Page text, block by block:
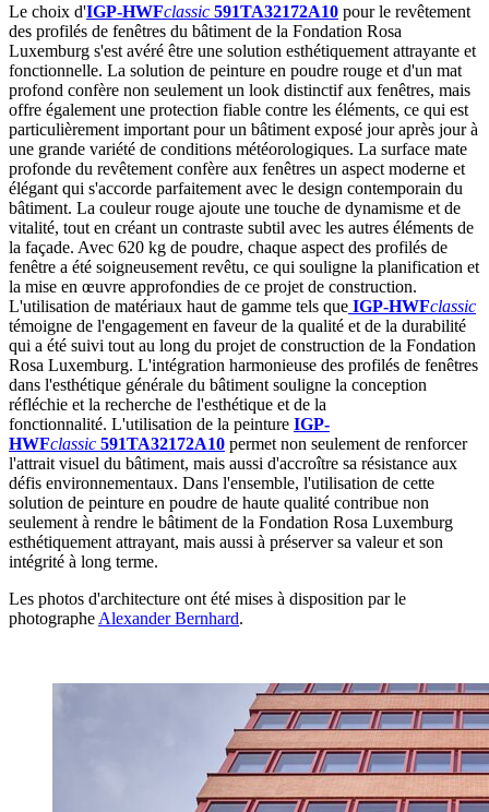
Le choix d'IGP-HWFclassic 591TA32172A10 pour le revêtement
des profilés de fenêtres du bâtiment de la Fondation Rosa
Luxemburg s'est avéré être une solution esthétiquement attrayante et
fonctionnelle. La solution de peinture en poudre rouge et d'un mat
profond confère non seulement un look distinctif aux fenêtres, mais
offre également une protection fiable contre les éléments, ce qui est
particulièrement important pour un bâtiment exposé jour après jour à
une grande variété de conditions météorologiques. La surface mate
profonde du revêtement confère aux fenêtres un aspect moderne et
élégant qui s'accorde parfaitement avec le design contemporain du
bâtiment. La couleur rouge ajoute une touche de dynamisme et de
vitalité, tout en créant un contraste subtil avec les autres éléments de
la façade. Avec 620 kg de poudre, chaque aspect des profilés de
fenêtre a été soigneusement revêtu, ce qui souligne la planification et
la mise en œuvre approfondies de ce projet de construction.
L'utilisation de matériaux haut de gamme tels que IGP-HWFclassic
témoigne de l'engagement en faveur de la qualité et de la durabilité
qui a été suivi tout au long du projet de construction de la Fondation
Rosa Luxemburg. L'intégration harmonieuse des profilés de fenêtres
dans l'esthétique générale du bâtiment souligne la conception
réfléchie et la recherche de l'esthétique et de la
fonctionnalité. L'utilisation de la peinture IGP-
HWFclassic 591TA32172A10 permet non seulement de renforcer
l'attrait visuel du bâtiment, mais aussi d'accroître sa résistance aux
défis environnementaux. Dans l'ensemble, l'utilisation de cette
solution de peinture en poudre de haute qualité contribue non
seulement à rendre le bâtiment de la Fondation Rosa Luxemburg
esthétiquement attrayant, mais aussi à préserver sa valeur et son
intégrité à long terme.
Les photos d'architecture ont été mises à disposition par le
photographe Alexander Bernhard.